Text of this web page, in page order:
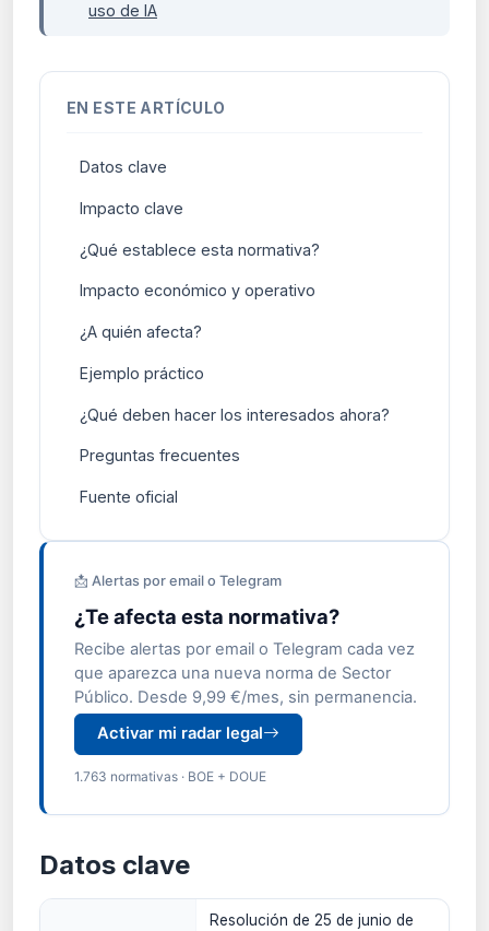
uso de IA
EN ESTE ARTÍCULO
Datos clave
Impacto clave
¿Qué establece esta normativa?
Impacto económico y operativo
¿A quién afecta?
Ejemplo práctico
¿Qué deben hacer los interesados ahora?
Preguntas frecuentes
Fuente oficial
📩 Alertas por email o Telegram
¿Te afecta esta normativa?
Recibe alertas por email o Telegram cada vez
que aparezca una nueva norma de Sector
Público. Desde 9,99 €/mes, sin permanencia.
Activar mi radar legal
1.763 normativas · BOE + DOUE
Datos clave
Resolución de 25 de junio de